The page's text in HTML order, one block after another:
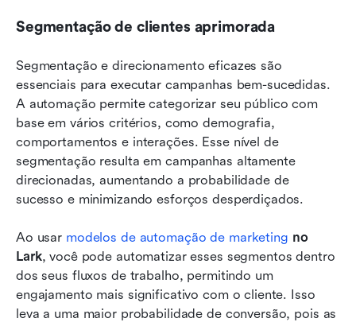
Segmentação de clientes aprimorada
Segmentação e direcionamento eficazes são
essenciais para executar campanhas bem-sucedidas.
A automação permite categorizar seu público com
base em vários critérios, como demografia,
comportamentos e interações. Esse nível de
segmentação resulta em campanhas altamente
direcionadas, aumentando a probabilidade de
sucesso e minimizando esforços desperdiçados.
Ao usar modelos de automação de marketing no
Lark, você pode automatizar esses segmentos dentro
dos seus fluxos de trabalho, permitindo um
engajamento mais significativo com o cliente. Isso
leva a uma maior probabilidade de conversão, pois as